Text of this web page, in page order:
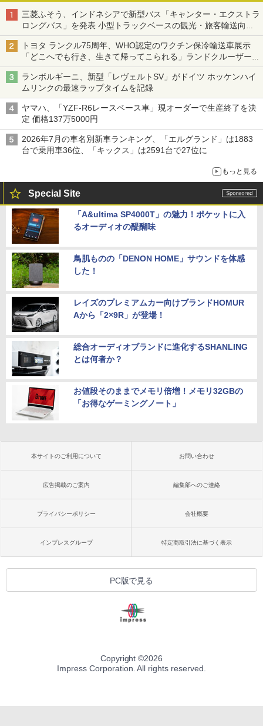
三菱ふそう、インドネシアで新型バス「キャンター・エクストラ
ロングバス」を発表 小型トラックベースの観光・旅客輸送向け
バス
トヨタ ランクル75周年、WHO認定のワクチン保冷輸送車展示
「どこへでも行き、生きて帰ってこられる」ランドクルーザーで
命をつなぐ
ランボルギーニ、新型「レヴェルトSV」がドイツ ホッケンハイ
ムリンクの最速ラップタイムを記録
ヤマハ、「YZF-R6レースベース車」現オーダーで生産終了を決
定 価格137万5000円
2026年7月の車名別新車ランキング、「エルグランド」は1883
台で乗用車36位、「キックス」は2591台で27位に
もっと見る
Special Site
「A&ultima SP4000T」の魅力！ポケットに入
るオーディオの醍醐味
鳥肌ものの「DENON HOME」サウンドを体感
した！
レイズのプレミアムカー向けブランドHOMUR
Aから「2×9R」が登場！
総合オーディオブランドに進化するSHANLING
とは何者か？
お値段そのままでメモリ倍増！メモリ32GBの
「お得なゲーミングノート」
本サイトのご利用について お問い合わせ
広告掲載のご案内 編集部へのご連絡
プライバシーポリシー 会社概要
インプレスグループ 特定商取引法に基づく表示
PC版で見る
Copyright ©2026
Impress Corporation. All rights reserved.